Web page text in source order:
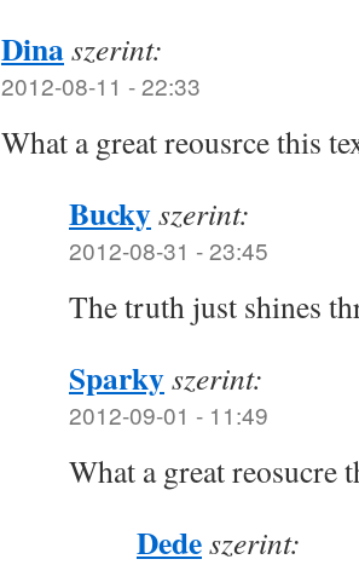
Dinaszerint:
2012-08-11 - 22:33
What a great reousrce this
Buckyszerint:
2012-08-31 - 23:45
The truth just shines
Sparkyszerint:
2012-09-01 - 11:49
What a great reosucre
Dedeszerint: